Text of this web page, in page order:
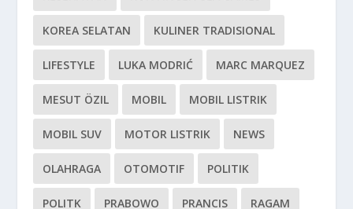
KOREA SELATAN KULINER TRADISIONAL
LIFESTYLE LUKA MODRIĆ MARC MARQUEZ
MESUT ÖZIL MOBIL MOBIL LISTRIK
MOBIL SUV MOTOR LISTRIK NEWS
OLAHRAGA OTOMOTIF POLITIK
POLITK PRABOWO PRANCIS RAGAM